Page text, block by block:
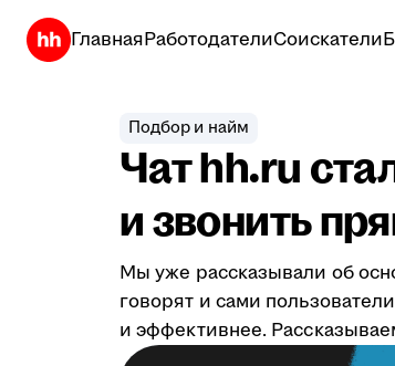
ГлавнаяРаботодателиСоискатели
Подбор и найм
Чат hh.ru
и звонить
Мы уже рассказывали об
говорят и сами
и эффективнее.